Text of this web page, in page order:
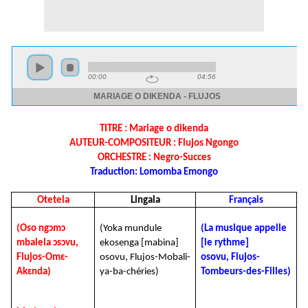
TITRE : Mariage o dikenda
AUTEUR-COMPOSITEUR : Flujos Ngongo
ORCHESTRE : Negro-Succes
Traduction: Lomomba Emongo
Otetela Lingala Français
(Oso ngɔmɔ
mbalela ɔsɔvu,
Flujos-Omɛ-
Akɛnda)
(Yoka mundule
ekosenga [mabina]
osovu, Flujos-Mobali-
ya-ba-chéries)
(La musique appelle
[le rythme]
osovu, Flujos-
Tombeurs-des-Filles)